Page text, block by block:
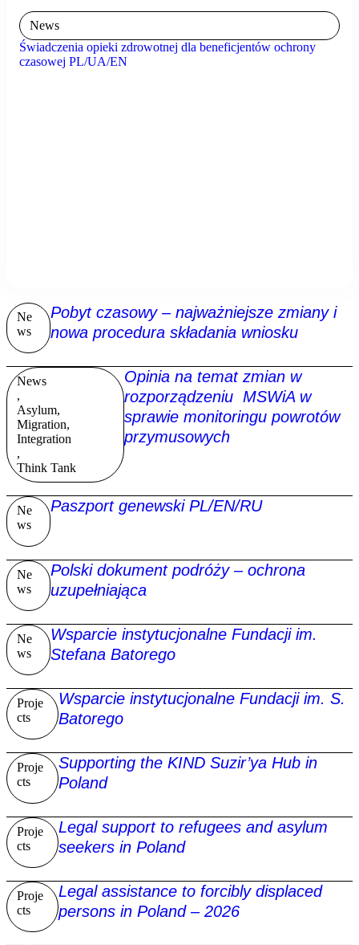
News
Świadczenia opieki zdrowotnej dla beneficjentów ochrony
czasowej PL/UA/EN
Ne
ws
Pobyt czasowy – najważniejsze zmiany i
nowa procedura składania wniosku
News
,
Asylum,
Migration,
Integration
,
Think Tank
Opinia na temat zmian w
rozporządzeniu MSWiA w
sprawie monitoringu powrotów
przymusowych
Ne
ws
Paszport genewski PL/EN/RU
Ne
ws
Polski dokument podróży – ochrona
uzupełniająca
Ne
ws
Wsparcie instytucjonalne Fundacji im.
Stefana Batorego
Proje
cts
Wsparcie instytucjonalne Fundacji im. S.
Batorego
Proje
cts
Supporting the KIND Suzir’ya Hub in
Poland
Proje
cts
Legal support to refugees and asylum
seekers in Poland
Proje
cts
Legal assistance to forcibly displaced
persons in Poland – 2026